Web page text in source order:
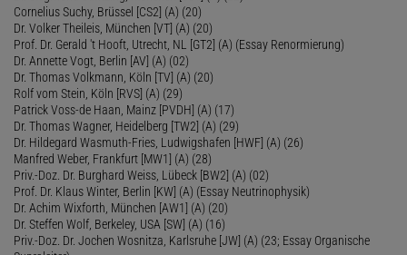
Cornelius Suchy, Brüssel [CS2] (A) (20)
Dr. Volker Theileis, München [VT] (A) (20)
Prof. Dr. Gerald 't Hooft, Utrecht, NL [GT2] (A) (Essay Renormierung)
Dr. Annette Vogt, Berlin [AV] (A) (02)
Dr. Thomas Volkmann, Köln [TV] (A) (20)
Rolf vom Stein, Köln [RVS] (A) (29)
Patrick Voss-de Haan, Mainz [PVDH] (A) (17)
Dr. Thomas Wagner, Heidelberg [TW2] (A) (29)
Dr. Hildegard Wasmuth-Fries, Ludwigshafen [HWF] (A) (26)
Manfred Weber, Frankfurt [MW1] (A) (28)
Priv.-Doz. Dr. Burghard Weiss, Lübeck [BW2] (A) (02)
Prof. Dr. Klaus Winter, Berlin [KW] (A) (Essay Neutrinophysik)
Dr. Achim Wixforth, München [AW1] (A) (20)
Dr. Steffen Wolf, Berkeley, USA [SW] (A) (16)
Priv.-Doz. Dr. Jochen Wosnitza, Karlsruhe [JW] (A) (23; Essay Organische